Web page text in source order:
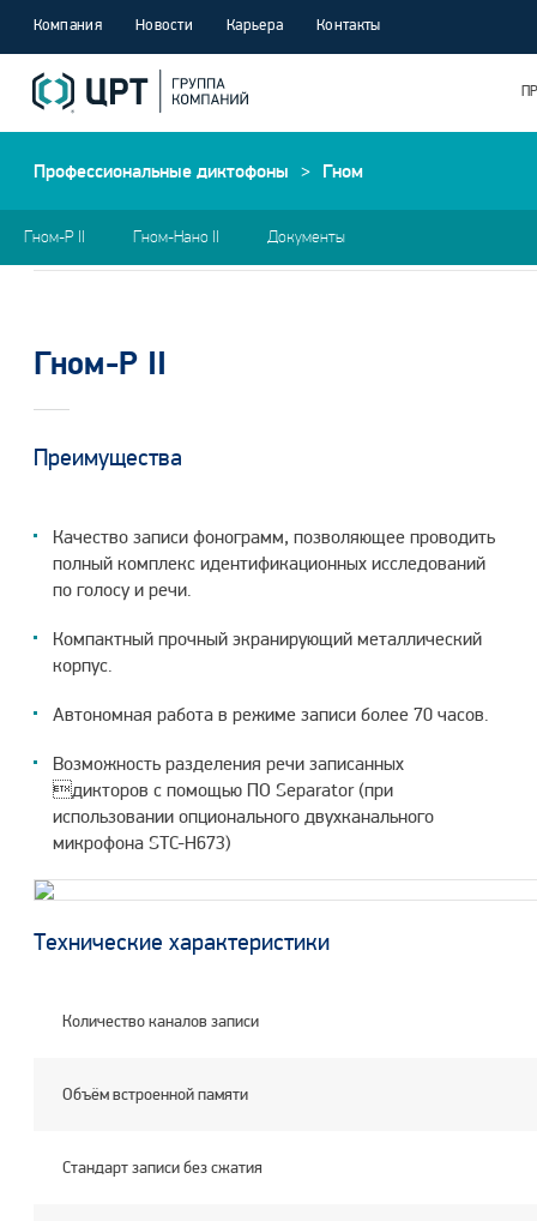
Компания Новости Карьера Контакты
Профессиональные диктофоны > Гном
Гном-Р II Гном-Нано II Документы
Гном-Р II
Преимущества
Качество записи фонограмм, позволяющее проводить
полный комплекс идентификационных исследований
по голосу и речи.
Компактный прочный экранирующий металлический
корпус.
Автономная работа в режиме записи более 70 часов.
Возможность разделения речи записанных
дикторов с помощью ПО Separator (при
использовании опционального двухканального
микрофона STC-H673)
Технические характеристики
Количество каналов записи
Объём встроенной памяти
Стандарт записи без сжатия